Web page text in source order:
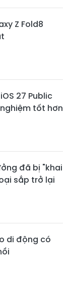
Z Fold8
27 Public
tốt hơn
đã bị "khai
sắp trở lại
di động có